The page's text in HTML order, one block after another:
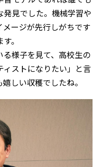
見でした。機械学習や
ージが先行しがちです
。
様子を見て、高校生の
ストになりたい」と言
しい収穫でしたね。